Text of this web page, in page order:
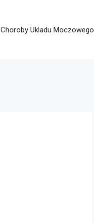
Choroby Ukladu Moczowego